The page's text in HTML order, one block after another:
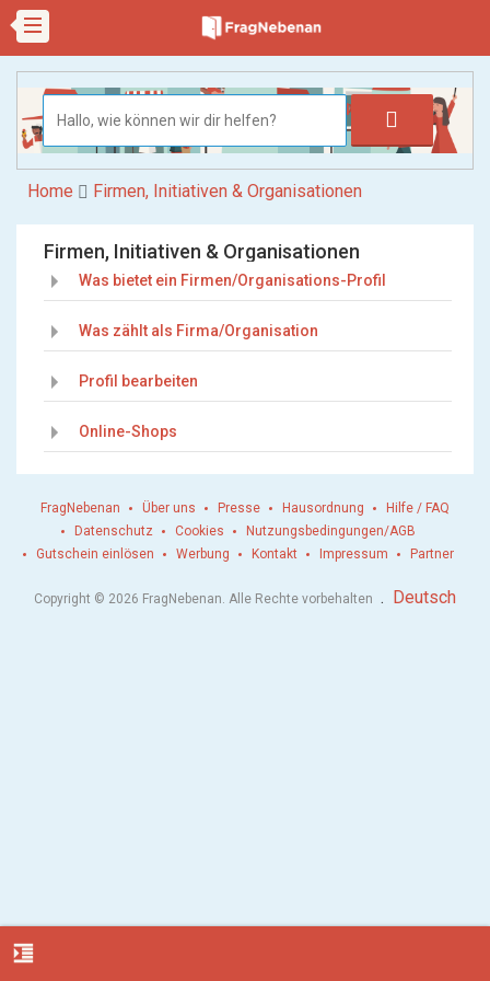
Home Firmen, Initiativen & Organisationen
Firmen, Initiativen & Organisationen
Was bietet ein Firmen/Organisations-Profil
Was zählt als Firma/Organisation
Profil bearbeiten
Online-Shops
format_indent_increase
FragNebenan Über uns Presse Hausordnung
Hilfe / FAQ
Datenschutz
Cookies
Nutzungsbedingungen/AGB
Gutschein einlösen
Werbung Kontakt Impressum Partner
Copyright © 2026 FragNebenan. Alle Rechte vorbehalten . Deutsch